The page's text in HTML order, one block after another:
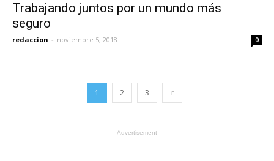
Trabajando juntos por un mundo más
seguro
redaccion - noviembre 5, 2018 0
1 2 3
- Advertisement -